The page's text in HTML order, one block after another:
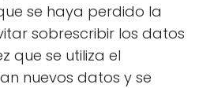
se haya perdido la
sobrescribir los datos
que se utiliza el
nuevos datos y se